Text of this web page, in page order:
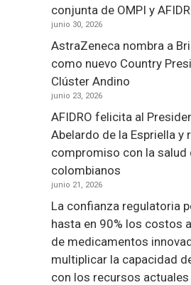
conjunta de OMPI y
junio 30, 2026
AstraZeneca nombra a
como nuevo Country
Clúster Andino
junio 23, 2026
AFIDRO felicita al
Abelardo de la Espriella y
compromiso con la salud
colombianos
junio 21, 2026
La confianza regulatoria
hasta en 90% los costos
de medicamentos
multiplicar la capacidad
con los recursos actuales